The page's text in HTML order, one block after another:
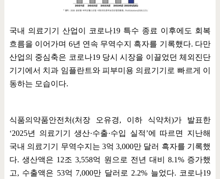
국내 의료기기 산업이 코로나19 특수 종료 이후에도 회복
흐름을 이어가며 6년 연속 무역수지 흑자를 기록했다. 다만
산업의 중심축은 코로나19 당시 시장을 이끌었던 체외진단
기기에서 치과 임플란트와 피부미용 의료기기로 빠르게 이
동하는 모습이다.
식품의약품안전처(처장 오유경, 이하 식약처)가 발표한
‘2025년 의료기기 생산·수출·수입 실적’에 따르면 지난해
국내 의료기기 무역수지는 3억3,000만 달러 흑자를 기록했
다.생산액은 12조3,558억 원으로 전년 대비 8.1% 증가했
고, 수출액은 53억 7,000만 달러로 2.2% 늘었다. 코로나19